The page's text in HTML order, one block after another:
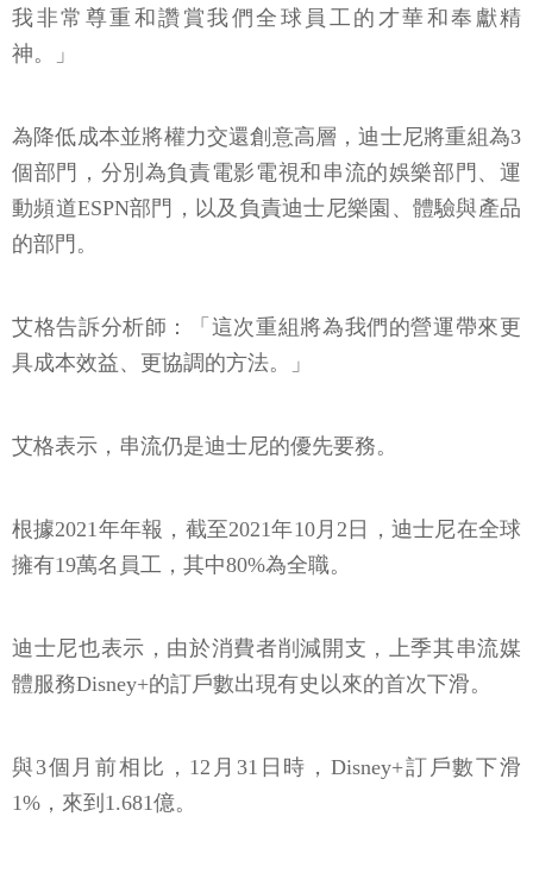
我非常尊重和讚賞我們全球員工的才華和奉獻精
神。」
為降低成本並將權力交還創意高層，迪士尼將重組為3
個部門，分別為負責電影電視和串流的娛樂部門、運
動頻道ESPN部門，以及負責迪士尼樂園、體驗與產品
的部門。
艾格告訴分析師：「這次重組將為我們的營運帶來更
具成本效益、更協調的方法。」
艾格表示，串流仍是迪士尼的優先要務。
根據2021年年報，截至2021年10月2日，迪士尼在全球
擁有19萬名員工，其中80%為全職。
迪士尼也表示，由於消費者削減開支，上季其串流媒
體服務Disney+的訂戶數出現有史以來的首次下滑。
與3個月前相比，12月31日時，Disney+訂戶數下滑
1%，來到1.681億。